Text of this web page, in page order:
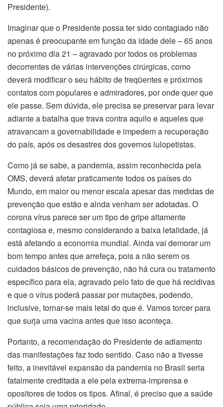
Presidente).
Imaginar que o Presidente possa ter sido contagiado não
apenas é preocupante em função da idade dele – 65 anos
no próximo dia 21 – agravado por todos os problemas
decorrentes de várias intervenções cirúrgicas, como
deverá modificar o seu hábito de freqüentes e próximos
contatos com populares e admiradores, por onde quer que
ele passe. Sem dúvida, ele precisa se preservar para levar
adiante a batalha que trava contra aquilo e aqueles que
atravancam a governabilidade e impedem a recuperação
do país, após os desastres dos governos lulopetistas.
Como já se sabe, a pandemia, assim reconhecida pela
OMS, deverá afetar praticamente todos os países do
Mundo, em maior ou menor escala apesar das medidas de
prevenção que estão e ainda venham ser adotadas. O
corona vírus parece ser um tipo de gripe altamente
contagiosa e, mesmo considerando a baixa letalidade, já
está afetando a economia mundial. Ainda vai demorar um
bom tempo antes que arrefeça, pois a não serem os
cuidados básicos de prevenção, não há cura ou tratamento
específico para ela, agravado pelo fato de que há recidivas
e que o vírus poderá passar por mutações, podendo,
inclusive, tornar-se mais letal do que é. Vamos torcer para
que surja uma vacina antes que isso aconteça.
Portanto, a recomendação do Presidente de adiamento
das manifestações faz todo sentido. Caso não a tivesse
feito, a inevitável expansão da pandemia no Brasil seria
fatalmente creditada a ele pela extrema-imprensa e
opositores de todos os tipos. Afinal, é preciso que a saúde